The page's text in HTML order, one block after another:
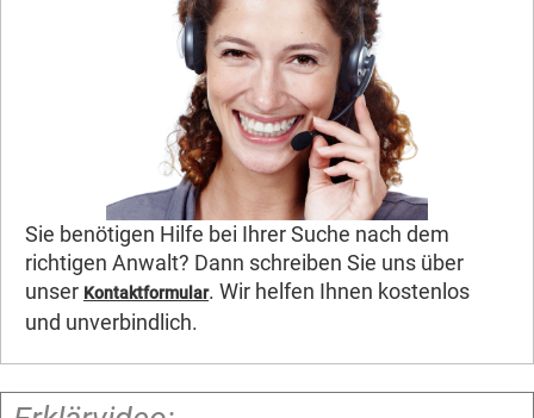
Sie benötigen Hilfe bei Ihrer Suche nach dem
richtigen Anwalt? Dann schreiben Sie uns über
unser Kontaktformular. Wir helfen Ihnen kostenlos
und unverbindlich.